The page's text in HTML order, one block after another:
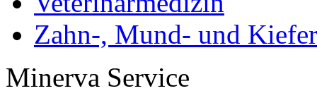
Zahn-, Mund- und
Minerva Service